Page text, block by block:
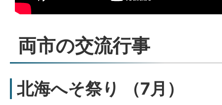
両市の交流行事
北海へそ祭り （7月）